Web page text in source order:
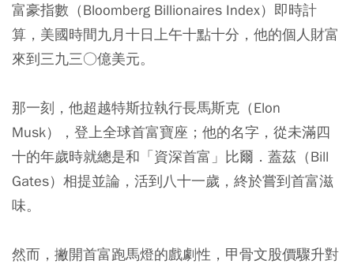
富豪指數（Bloomberg Billionaires Index）即時計
算，美國時間九月十日上午十點十分，他的個人財富
來到三九三○億美元。
那一刻，他超越特斯拉執行長馬斯克（Elon
Musk），登上全球首富寶座；他的名字，從未滿四
十的年歲時就總是和「資深首富」比爾．蓋茲（Bill
Gates）相提並論，活到八十一歲，終於嘗到首富滋
味。
然而，撇開首富跑馬燈的戲劇性，甲骨文股價驟升對